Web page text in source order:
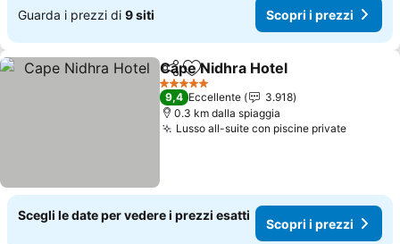
Guarda i prezzi di 9 siti Scopri i prezzi
CondividiAggiungi ai preferiti
Cape Nidhra Hotel
5 Stelle
9,4 Eccellente
3.918
0.3 km dalla spiaggia
Lusso all-suite con piscine private
Scegli le date per vedere i prezzi esatti
Scopri i prezzi